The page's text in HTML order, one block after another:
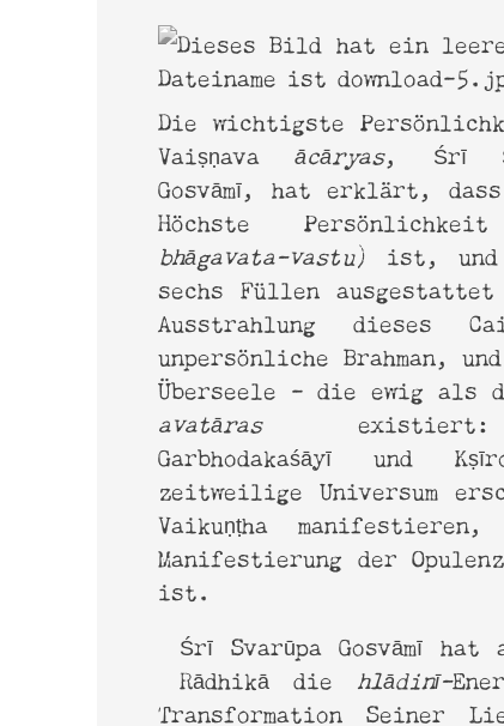
Die wichtigste
Vaiṣṇava ācāryas, Śrī Śrī
Gosvāmī, hat erklärt,
Höchste
bhāgavata-vastu) ist, und
sechs Füllen
Ausstrahlung dieses
unpersönliche Brahman,
Überseele - die ewig als
avatārasexistiert:
Garbhodakaśāyī und
zeitweilige Universum
Vaikuṇṭha
Manifestierung der
ist.
Śrī Svarūpa Gosvāmī
Rādhikā die hlādinī-
Transformation Seiner
haribol@derharmonist.de
www.shyamdasbaba.com
www.sadananda.com